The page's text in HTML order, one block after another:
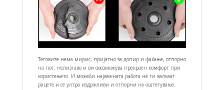
Теговите нема мирис, пријатно за допир и фаќање, отпорно
на пот, нелизгаво и ви овозможува прекраен комфорт при
користењето. И можеби најважната работа не ги валкаат
рацете и се ултра издржливи и отпорни на оштетување.